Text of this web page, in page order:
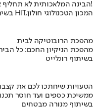
הבינה המלאכותית לא תחליף אנשים, היא תחליף את מי שלא משתמש בה!
בשיתוף HIT,המכון הטכנולוגי חולון
מהפכת הרובוטיקה לבית
מהפכת הניקיון החכם: כל
בשיתוף רונלייט
הטעויות שיחתכו לכם את
ממשיכת כספים ועד חוסר
בשיתוף מנורה מבטחים